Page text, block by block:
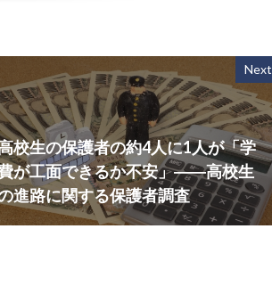
Next
校生の保護者の約4人に1人が「学
が工面できるか不安」――高校生
進路に関する保護者調査